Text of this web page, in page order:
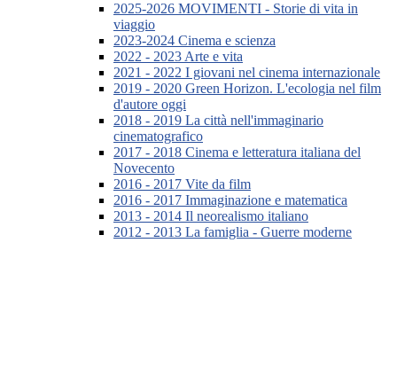
2025-2026 MOVIMENTI - Storie di vita in
viaggio
2023-2024 Cinema e scienza
2022 - 2023 Arte e vita
2021 - 2022 I giovani nel cinema internazionale
2019 - 2020 Green Horizon. L'ecologia nel film
d'autore oggi
2018 - 2019 La città nell'immaginario
cinematografico
2017 - 2018 Cinema e letteratura italiana del
Novecento
2016 - 2017 Vite da film
2016 - 2017 Immaginazione e matematica
2013 - 2014 Il neorealismo italiano
2012 - 2013 La famiglia - Guerre moderne